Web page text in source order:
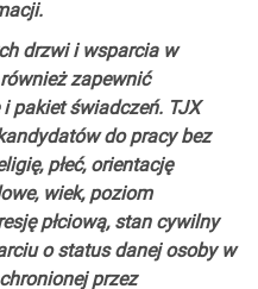
drzwi i wsparcia w
zapewnić
pakiet świadczeń. TJX
do pracy bez
płeć, orientację
wiek, poziom
płciową, stan cywilny
o status danej osoby w
przez